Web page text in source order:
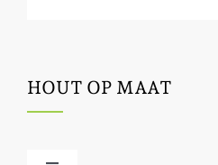
HOUT OP MAAT